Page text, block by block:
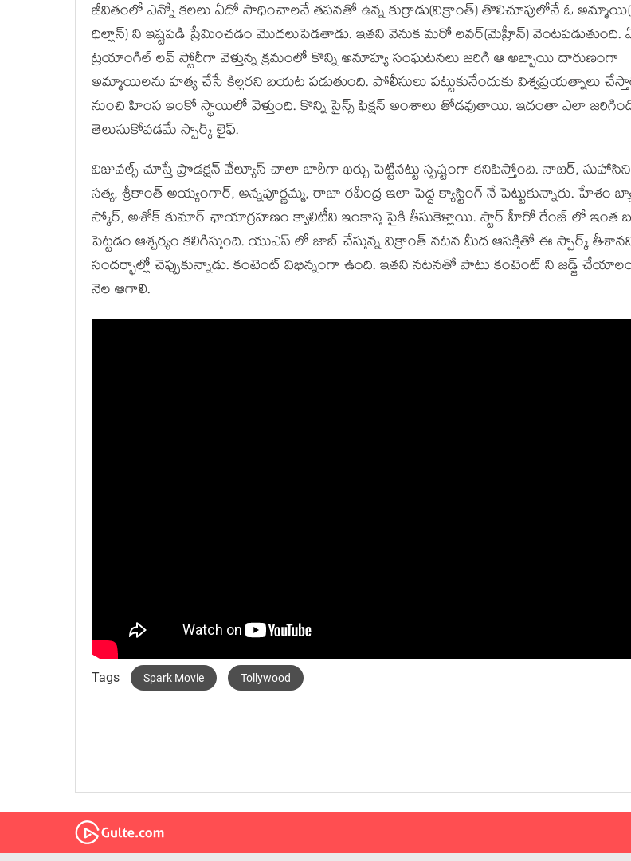
జీవితంలో ఎన్నో కలలు ఏదో సాధించాలనే తపనతో ఉన్న కుర్రాడు(విక్రాంత్) తొలిచూపులోనే ఓ
ధిల్లాన్) ని ఇష్టపడి ప్రేమించడం మొదలుపెడతాడు. ఇతని వెనుక మరో లవర్(మెహ్రీన్) వెంటపడుతుంది.
ట్రయాంగిల్ లవ్ స్టోరీగా వెళ్తున్న క్రమంలో కొన్ని అనూహ్య సంఘటనలు జరిగి ఆ అబ్బాయి దారుణంగా
అమ్మాయిలను హత్య చేసే కిల్లరని బయట పడుతుంది. పోలీసులు పట్టుకునేందుకు విశ్వప్రయత్నాలు
నుంచి హింస ఇంకో స్థాయిలో వెళ్తుంది. కొన్ని సైన్స్ ఫిక్షన్ అంశాలు తోడవుతాయి. ఇదంతా ఎలా
తెలుసుకోవడమే స్పార్క్ లైఫ్.
విజువల్స్ చూస్తే ప్రొడక్షన్ వేల్యూస్ చాలా భారీగా ఖర్చు పెట్టినట్టు స్పష్టంగా కనిపిస్తోంది. నాజర్,
సత్య, శ్రీకాంత్ అయ్యంగార్, అన్నపూర్ణమ్మ, రాజా రవీంద్ర ఇలా పెద్ద క్యాస్టింగ్ నే పెట్టుకున్నారు. హేశం
స్కోర్, అశోక్ కుమార్ ఛాయాగ్రహణం క్వాలిటీని ఇంకాస్త పైకి తీసుకెళ్లాయి. స్టార్ హీరో రేంజ్ లో ఇంత
పెట్టడం ఆశ్చర్యం కలిగిస్తుంది. యుఎస్ లో జాబ్ చేస్తున్న విక్రాంత్ నటన మీద ఆసక్తితో ఈ స్పార్క్
సందర్భాల్లో చెప్పుకున్నాడు. కంటెంట్ విభిన్నంగా ఉంది. ఇతని నటనతో పాటు కంటెంట్ ని జడ్జ్
నెల ఆగాలి.
Tags Spark Movie Tollywood